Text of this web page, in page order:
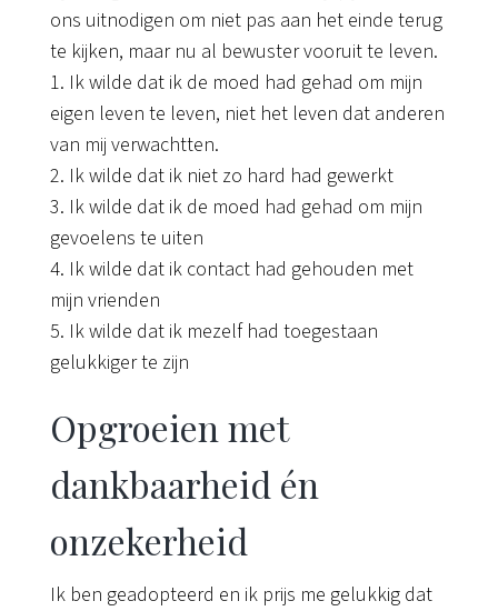
ons uitnodigen om niet pas aan het einde terug
te kijken, maar nu al bewuster vooruit te leven.
1. Ik wilde dat ik de moed had gehad om mijn
eigen leven te leven, niet het leven dat anderen
van mij verwachtten.
2. Ik wilde dat ik niet zo hard had gewerkt
3. Ik wilde dat ik de moed had gehad om mijn
gevoelens te uiten
4. Ik wilde dat ik contact had gehouden met
mijn vrienden
5. Ik wilde dat ik mezelf had toegestaan
gelukkiger te zijn
Opgroeien met
dankbaarheid én
onzekerheid
Ik ben geadopteerd en ik prijs me gelukkig dat